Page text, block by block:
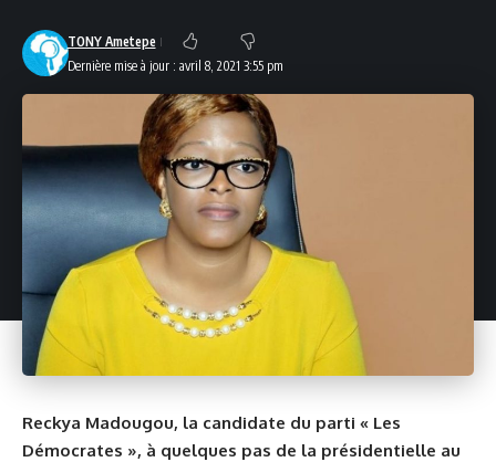
Dernière mise à jour : avril 8, 2021 3:55 pm
TONY Ametepe
Reckya Madougou, la candidate du parti « Les
Démocrates », à quelques pas de la présidentielle au